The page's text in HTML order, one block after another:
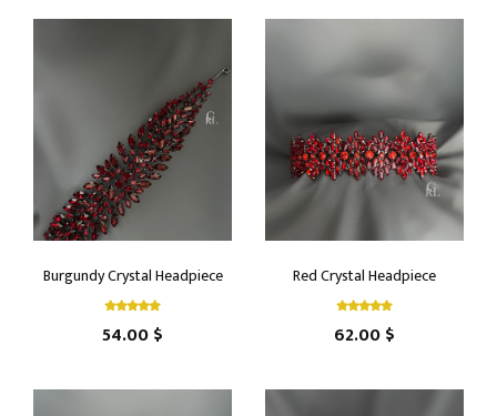
Burgundy Crystal Headpiece
54.00 $
Red Crystal Headpiece
62.00 $